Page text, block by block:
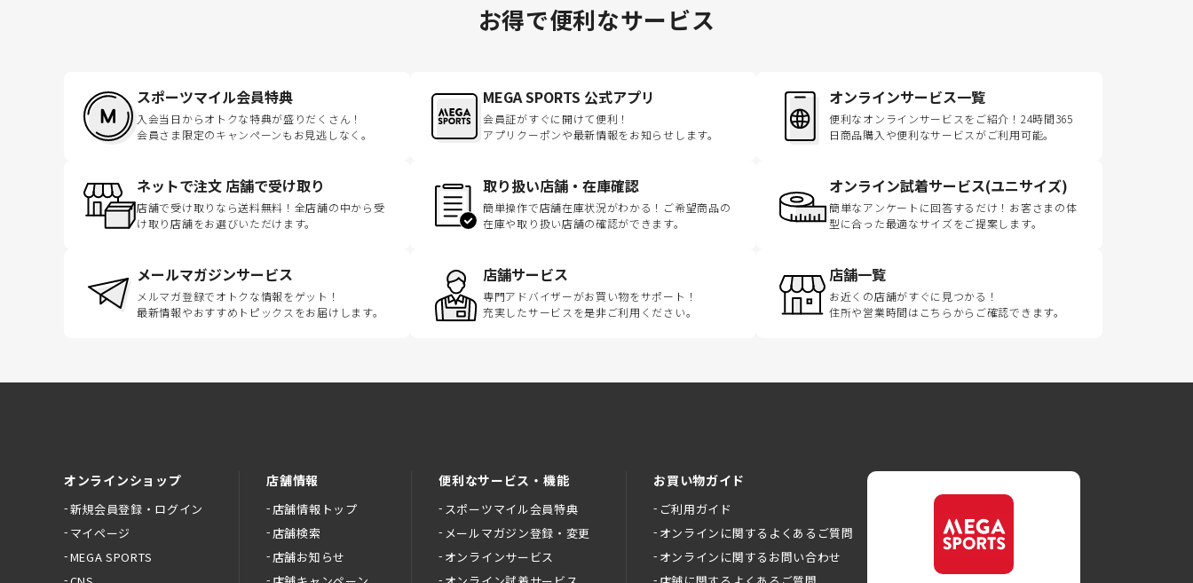
お得で便利なサービス
スポーツマイル会員特典
入会当日からオトクな特典が盛りだくさん！
会員さま限定のキャンペーンもお見逃しなく。
MEGA SPORTS 公式アプリ
会員証がすぐに開けて便利！
アプリクーポンや最新情報をお知らせします。
オンラインサービス一覧
便利なオンラインサービスをご紹介！24時間365
日商品購入や便利なサービスがご利用可能。
ネットで注文 店舗で受け取り
店舗で受け取りなら送料無料！全店舗の中から受
け取り店舗をお選びいただけます。
取り扱い店舗・在庫確認
簡単操作で店舗在庫状況がわかる！ご希望商品の
在庫や取り扱い店舗の確認ができます。
オンライン試着サービス(ユニサイズ)
簡単なアンケートに回答するだけ！お客さまの体
型に合った最適なサイズをご提案します。
メールマガジンサービス
メルマガ登録でオトクな情報をゲット！
最新情報やおすすめトピックスをお届けします。
店舗サービス
専門アドバイザーがお買い物をサポート！
充実したサービスを是非ご利用ください。
店舗一覧
お近くの店舗がすぐに見つかる！
住所や営業時間はこちらからご確認できます。
オンラインショップ
新規会員登録・ログイン
マイページ
MEGA SPORTS
店舗情報
店舗情報トップ
店舗検索
店舗お知らせ
便利なサービス・機能
スポーツマイル会員特典
メールマガジン登録・変更
オンラインサービス
お買い物ガイド
ご利用ガイド
オンラインに関するよくあるご質問
オンラインに関するお問い合わせ